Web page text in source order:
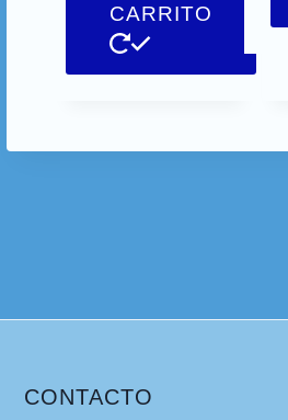
CARRITO
CONTACTO